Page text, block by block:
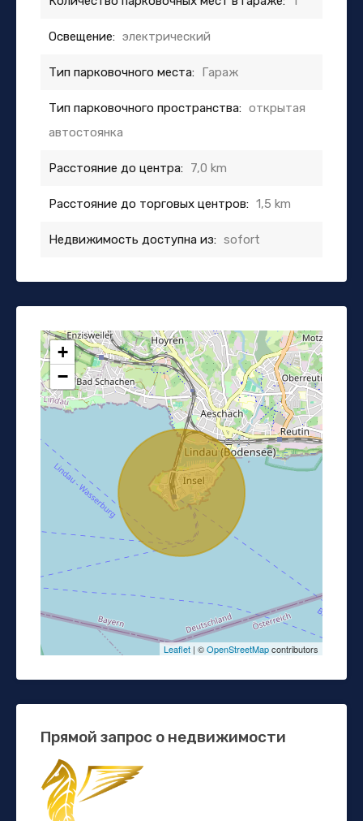
Освещение: электрический
Тип парковочного места: Гараж
Тип парковочного пространства: открытая
автостоянка
Расстояние до центра: 7,0 km
Расстояние до торговых центров: 1,5 km
Недвижимость доступна из: sofort
+
−
Leaflet | ©OpenStreetMapcontributors
Прямой запрос о недвижимости